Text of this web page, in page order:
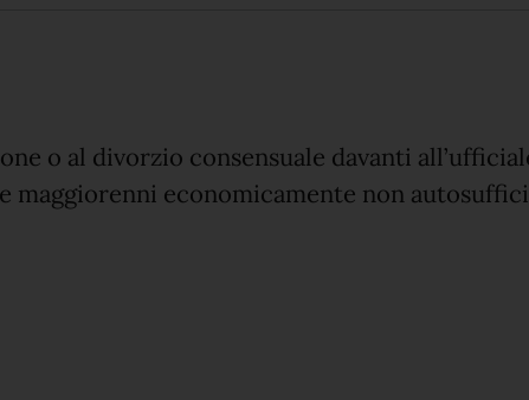
o al divorzio consensuale davanti
maggiorenni economicamente non